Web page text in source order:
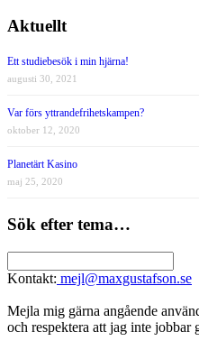
Aktuellt
Ett studiebesök i min hjärna!
augusti 30, 2021
Var förs yttrandefrihetskampen?
oktober 12, 2020
Planetärt Kasino
maj 25, 2020
Sök efter tema…
Kontakt: mejl@maxgustafson.se
Mejla mig gärna angående
och respektera att jag inte jobbar